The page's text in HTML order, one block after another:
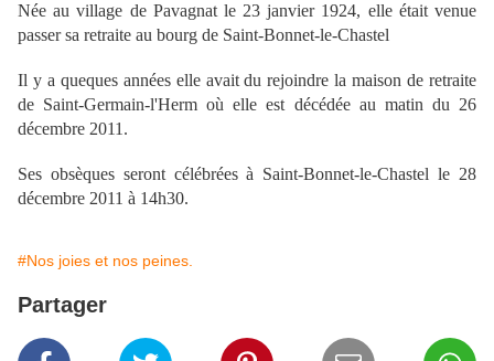
Née au village de Pavagnat le 23 janvier 1924, elle était venue
passer sa retraite au bourg de Saint-Bonnet-le-Chastel
Il y a queques années elle avait du rejoindre la maison de retraite
de Saint-Germain-l'Herm où elle est décédée au matin du 26
décembre 2011.
Ses obsèques seront célébrées à Saint-Bonnet-le-Chastel le 28
décembre 2011 à 14h30.
#Nos joies et nos peines.
Partager